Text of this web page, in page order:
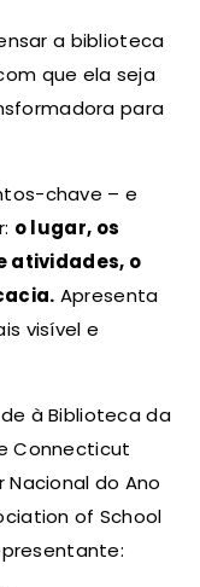
a biblioteca
que ela seja
para
chave – e
o lugar, os
atividades, o
Apresenta
visível e
à Biblioteca da
Connecticut
Nacional do Ano
of School